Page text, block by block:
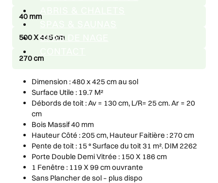
SPAS DE NAGE
40 mm
500 X 445 cm
270 cm
Dimension : 480 x 425 cm au sol
Surface Utile : 19.7 M²
Débords de toit : Av = 130 cm, L/R= 25 cm. Ar = 20
cm
Bois Massif 40 mm
Hauteur Côté : 205 cm, Hauteur Faitière : 270 cm
Pente de toit : 15 ° Surface du toit 31 m². DIM 2262
Porte Double Demi Vitrée : 150 X 186 cm
1 Fenêtre : 119 X 99 cm ouvrante
Sans Plancher de sol – plus dispo